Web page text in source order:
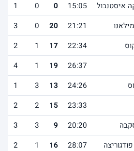
איסטנבול 15:05
0
0
1
21:21
20
0
3
22:34
17
1
2
26:37
19
1
4
24:26
13
3
1
23:33
15
2
2
20:20
9
3
3
28:07
16
1
2